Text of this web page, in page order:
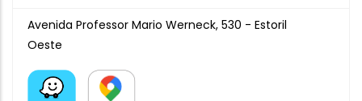
Avenida Professor Mario Werneck, 530 - Estoril
Oeste